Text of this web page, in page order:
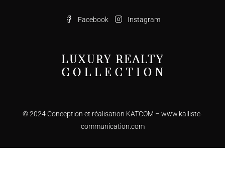
Facebook Instagram
© 2024 Conception et réalisation KATCOM – www.kalliste-
communication.com